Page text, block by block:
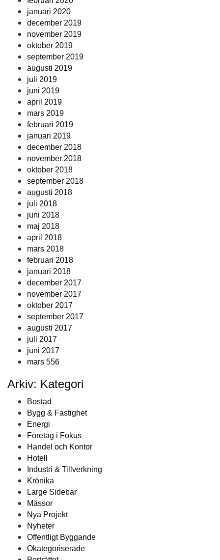
januari 2020
december 2019
november 2019
oktober 2019
september 2019
augusti 2019
juli 2019
juni 2019
april 2019
mars 2019
februari 2019
januari 2019
december 2018
november 2018
oktober 2018
september 2018
augusti 2018
juli 2018
juni 2018
maj 2018
april 2018
mars 2018
februari 2018
januari 2018
december 2017
november 2017
oktober 2017
september 2017
augusti 2017
juli 2017
juni 2017
mars 556
Arkiv: Kategori
Bostad
Bygg & Fastighet
Energi
Företag i Fokus
Handel och Kontor
Hotell
Industri & Tillverkning
Krönika
Large Sidebar
Mässor
Nya Projekt
Nyheter
Offentligt Byggande
Okategoriserade